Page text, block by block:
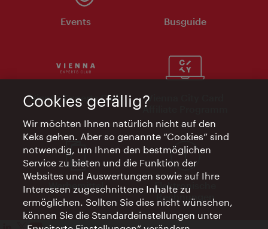
Events Busguide
Vienna Experts Club
Vienna City Card
Affiliate Programm
Werbemittel
Elektronische
Rechnungen
Cookies gefällig?
Wir möchten Ihnen natürlich nicht auf den
Keks gehen. Aber so genannte “Cookies” sind
notwendig, um Ihnen den bestmöglichen
Service zu bieten und die Funktion der
Websites und Auswertungen sowie auf Ihre
Interessen zugeschnittene Inhalte zu
ermöglichen. Sollten Sie dies nicht wünschen,
können Sie die Standardeinstellungen unter